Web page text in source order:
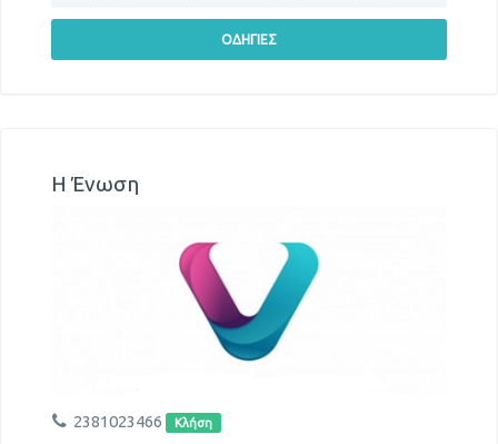
Η Ένωση
2381023466 Κλήση